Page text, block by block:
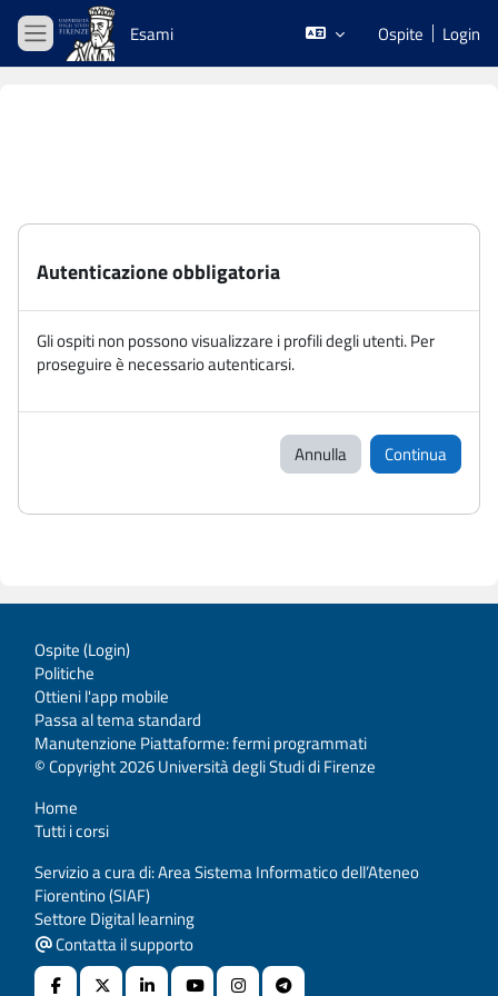
Vai al contenuto principale
Pannello laterale
Esami Ospite Login
Autenticazione obbligatoria
Gli ospiti non possono visualizzare i profili degli utenti. Per
proseguire è necessario autenticarsi.
Annulla Continua
Ospite (Login)
Politiche
Ottieni l'app mobile
Passa al tema standard
Manutenzione Piattaforme: fermi programmati
© Copyright 2026 Università degli Studi di Firenze
Home
Tutti i corsi
Servizio a cura di: Area Sistema Informatico dell’Ateneo
Fiorentino (SIAF)
Settore Digital learning
Contatta il supporto